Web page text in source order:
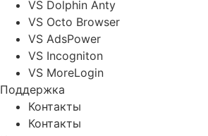
VS Dolphin Anty
VS Octo Browser
VS AdsPower
VS Incogniton
VS MoreLogin
Поддержка
Контакты
Контакты